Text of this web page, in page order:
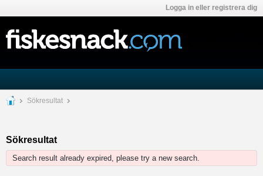
Logga in eller registrera dig
Sökresultat
Sökresultat
Search result already expired, please try a new search.